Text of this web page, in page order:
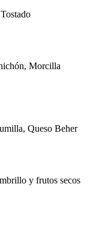
Morcilla
Queso Beher
y frutos secos